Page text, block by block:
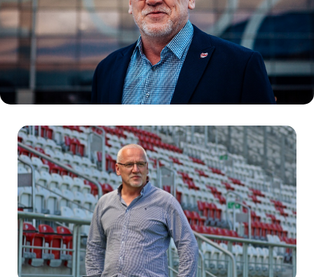
Biznes
Dla mediów
Kibice
SKLEP KUP BILET